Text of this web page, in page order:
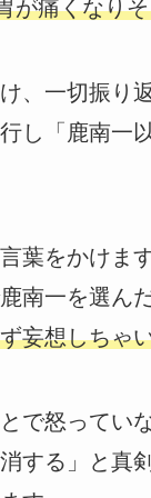
が痛くなり
、一切振り
し「鹿南一
葉をかけます
南一を選ん
妄想しちゃ
で怒ってい
する」と真